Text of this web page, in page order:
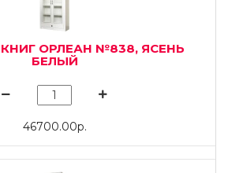
ОРЛЕАН №838, ЯСЕНЬ
БЕЛЫЙ
46700.00р.